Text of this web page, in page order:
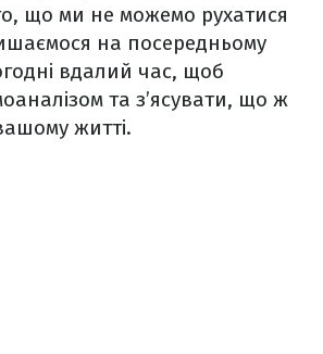
що ми не можемо рухатися
на посередньому
вдалий час, щоб
та з’ясувати, що ж
житті.